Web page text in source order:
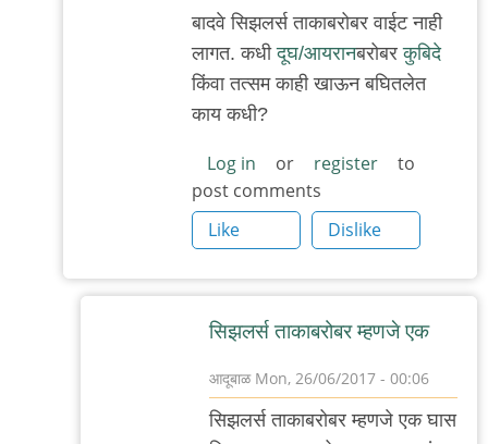
to
होय
होय
,
शेवटी
आम्ही
अबापट
बादवे सिझलर्स ताकाबरोबर वाईट नाही
लागत. कधीदूघ/आयरानबरोबरकुबिदे
किंवा तत्सम काही खाऊन बघितलेत
काय कधी?
Log in or register
to
post comments
Like
Dislike
सिझलर्स ताकाबरोबर म्हणजे एक
आदूबाळMon, 26/06/2017 - 00:06
In
reply
सिझलर्स ताकाबरोबर म्हणजे एक घास